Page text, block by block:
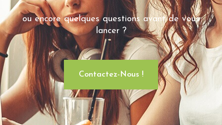
ou encore quelques questions avant de vous
lancer ?
Contactez-Nous !